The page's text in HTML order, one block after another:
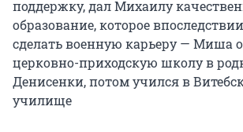
поддержку, дал Михаилу
образование, которое
сделать военную карьеру — Миша
церковно-приходскую школу в
Денисенки, потом учился в
училище